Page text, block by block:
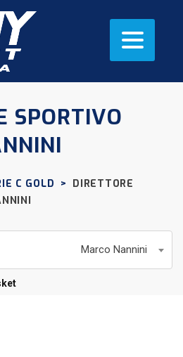
SPORTIVO
C GOLD > DIRETTORE
Marco Nannini